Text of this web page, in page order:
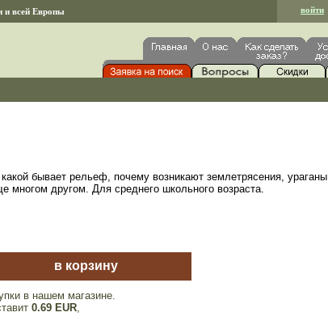
и всей Европы войти
бывает рельеф, почему возникают землетрясения, ураганы
многом другом. Для среднего школьного возраста.
в корзину
в нашем магазине.
0.69 EUR,